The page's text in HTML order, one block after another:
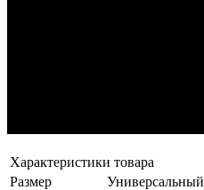
Характеристики товара
Размер
Универсальный